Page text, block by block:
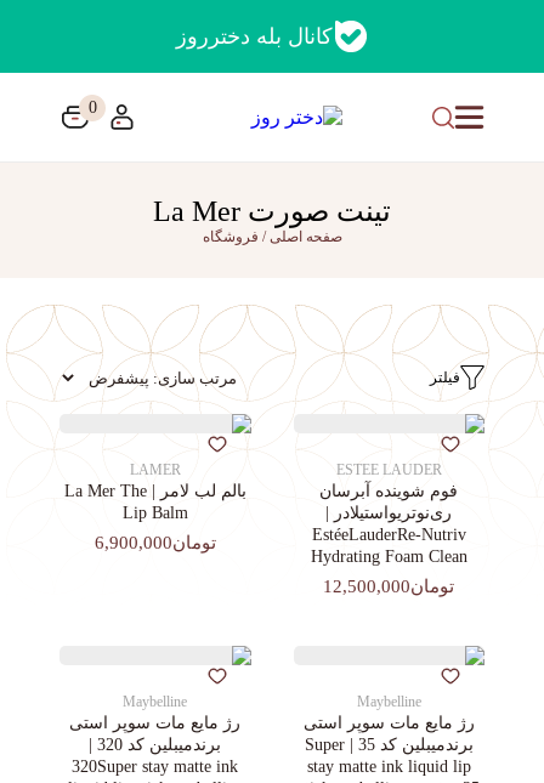
کانال بله دخترروز
0
تینت صورت La Mer
صفحه اصلی/ فروشگاه
فیلتر
ESTEE LAUDER
فوم شوینده آبرسان
ری‌نوتریواستیلادر |
EstéeLauderRe-Nutriv
Hydrating Foam Clean
تومان12,500,000
LAMER
بالم لب لامر | La Mer The
Lip Balm
تومان6,900,000
Maybelline
رژ مایع مات سوپر استی‌
برندمیبلین کد 35 | Super
stay matte ink liquid lip
Maybelline
رژ مایع مات سوپر استی‌
برندمیبلین کد 320 |
320Super stay matte ink